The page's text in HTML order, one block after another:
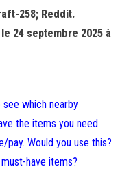
258; Reddit.
24 septembre 2025 à
which nearby
the items you need
pay. Would you use this?
have items?